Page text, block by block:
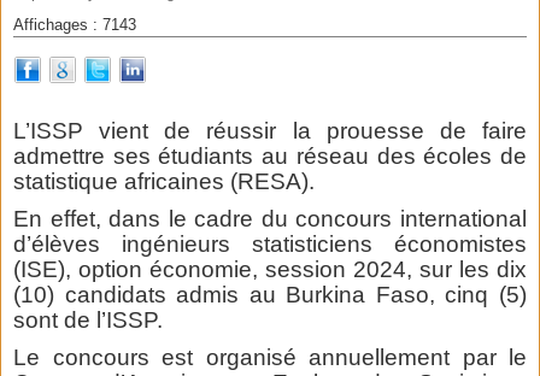
Affichages : 7143
L’ISSP vient de réussir la prouesse de faire
admettre ses étudiants au réseau des écoles de
statistique africaines (RESA).
En effet, dans le cadre du concours international
d’élèves ingénieurs statisticiens économistes
(ISE), option économie, session 2024, sur les dix
(10) candidats admis au Burkina Faso, cinq (5)
sont de l’ISSP.
Le concours est organisé annuellement par le